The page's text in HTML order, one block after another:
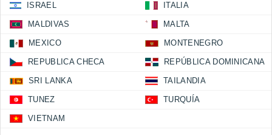
ISRAEL ITALIA
MALDIVAS MALTA
MEXICO MONTENEGRO
REPUBLICA CHECA REPÚBLICA DOMINICANA
SRI LANKA TAILANDIA
TUNEZ TURQUÍA
VIETNAM